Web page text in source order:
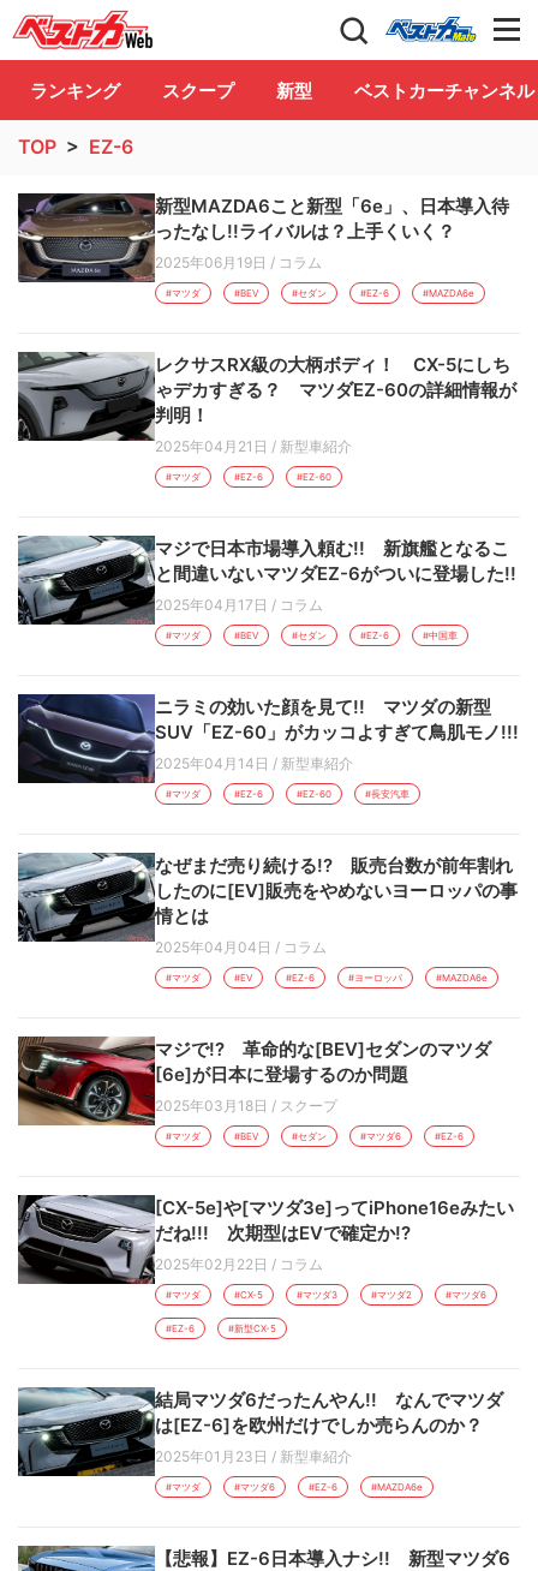
自動車情報誌「ベストカー」 Club
ランキング スクープ 新型 ベストカーチャンネル
TOP > EZ-6
新型MAZDA6こと新型「6e」、日本導入待
ったなし!!ライバルは？上手くいく？
2025年06月19日 / コラム
#マツダ #BEV #セダン #EZ-6 #MAZDA6e
レクサスRX級の大柄ボディ！ CX-5にしち
ゃデカすぎる？ マツダEZ-60の詳細情報が
判明！
2025年04月21日 / 新型車紹介
#マツダ #EZ-6 #EZ-60
マジで日本市場導入頼む!! 新旗艦となるこ
と間違いないマツダEZ-6がついに登場した!!
2025年04月17日 / コラム
#マツダ #BEV #セダン #EZ-6 #中国車
ニラミの効いた顔を見て!! マツダの新型
SUV「EZ-60」がカッコよすぎて鳥肌モノ!!!
2025年04月14日 / 新型車紹介
#マツダ #EZ-6 #EZ-60 #長安汽車
なぜまだ売り続ける!? 販売台数が前年割れ
したのに[EV]販売をやめないヨーロッパの事
情とは
2025年04月04日 / コラム
#マツダ #EV #EZ-6 #ヨーロッパ #MAZDA6e
マジで!? 革命的な[BEV]セダンのマツダ
[6e]が日本に登場するのか問題
2025年03月18日 / スクープ
#マツダ #BEV #セダン #マツダ6 #EZ-6
[CX-5e]や[マツダ3e]ってiPhone16eみたい
だね!!! 次期型はEVで確定か!?
2025年02月22日 / コラム
#マツダ #CX-5 #マツダ3 #マツダ2 #マツダ6
#EZ-6 #新型CX-5
結局マツダ6だったんやん!! なんでマツダ
は[EZ-6]を欧州だけでしか売らんのか？
2025年01月23日 / 新型車紹介
#マツダ #マツダ6 #EZ-6 #MAZDA6e
【悲報】EZ-6日本導入ナシ!! 新型マツダ6